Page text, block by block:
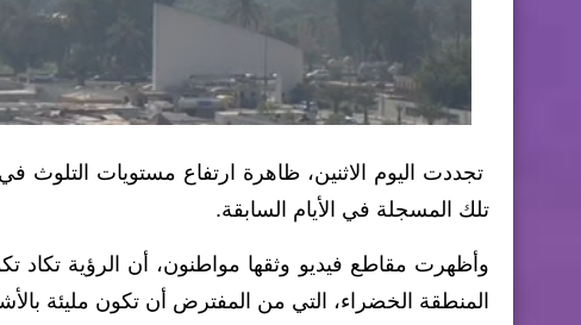
تجددت اليوم الاثنين، ظاهرة ارتفاع مستويات التلوث
تلك المسجلة في الأيام السابقة.
وأظهرت مقاطع فيديو وثقها مواطنون، أن الرؤية
المنطقة الخضراء، التي من المفترض أن تكون مليئة